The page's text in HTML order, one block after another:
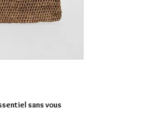
sans vous